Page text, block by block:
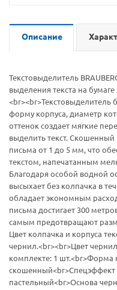
Описание
Текстовыделитель
выделения текста на
<br><br>Текстовыделитель
форму корпуса, диаметр
оттенок создает мягкие
выделить текст.
письма от 1 до 5 мм, что
текстом, напечатанным
Благодаря особой водной
высыхает без колпачка в
обладает экономным
письма достигает 300
самым предотвращают
Цвет колпачка и корпуса
чернил.<br><br>Цвет
комплекте: 1 шт.<br>Форма
скошенный<br>Спецэффект
пастельный<br>Основа